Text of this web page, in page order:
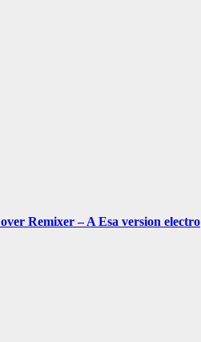
Remixer – A Esa version electro